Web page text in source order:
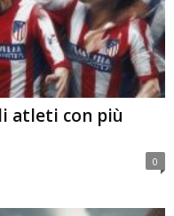
atleti con più
0